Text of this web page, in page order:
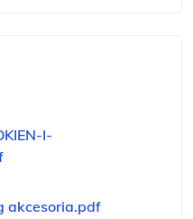
I-
akcesoria.pdf